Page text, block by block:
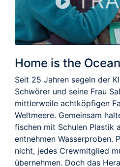
Home is the Ocean
Seit 25 Jahren segeln der
Schwörer und seine Frau
mittlerweile achtköpfigen
Weltmeere. Gemeinsam
fischen mit Schulen Plastik
entnehmen Wasserproben.
nicht, jedes Crewmitglied
übernehmen. Doch das